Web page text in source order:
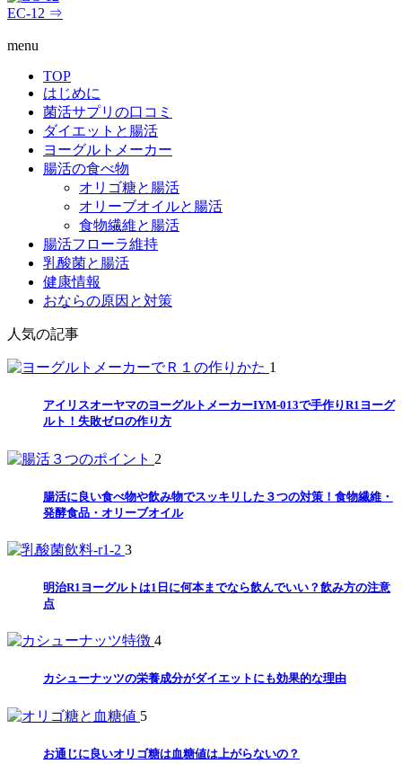
EC-12 ⇒
menu
TOP
はじめに
菌活サプリの口コミ
ダイエットと腸活
ヨーグルトメーカー
腸活の食べ物
オリゴ糖と腸活
オリーブオイルと腸活
食物繊維と腸活
腸活フローラ維持
乳酸菌と腸活
健康情報
おならの原因と対策
人気の記事
1
アイリスオーヤマのヨーグルトメーカーIYM-013で手作りR1ヨーグ
ルト！失敗ゼロの作り方
2
腸活に良い食べ物や飲み物でスッキリした３つの対策！食物繊維・
発酵食品・オリーブオイル
3
明治R1ヨーグルトは1日に何本までなら飲んでいい？飲み方の注意
点
4
カシューナッツの栄養成分がダイエットにも効果的な理由
5
お通じに良いオリゴ糖は血糖値は上がらないの？